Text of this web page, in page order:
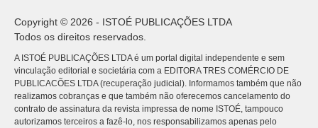
Copyright © 2026 - ISTOÉ PUBLICAÇÕES LTDA
Todos os direitos reservados.
A ISTOÉ PUBLICAÇÕES LTDA é um portal digital independente e sem
vinculação editorial e societária com a EDITORA TRES COMÉRCIO DE
PUBLICACÕES LTDA (recuperação judicial). Informamos também que não
realizamos cobranças e que também não oferecemos cancelamento do
contrato de assinatura da revista impressa de nome ISTOÉ, tampouco
autorizamos terceiros a fazê-lo, nos responsabilizamos apenas pelo